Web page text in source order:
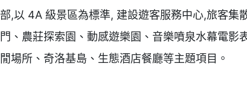
部,以 4A 級景區為標準, 建設遊客服務中心,旅客集
門、農莊探索園、動感遊樂園、音樂噴泉水幕電
閒場所、奇洛基島、生態酒店餐廳等主題項目。